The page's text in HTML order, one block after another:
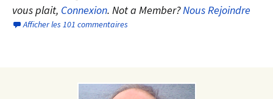
vous plait, Connexion. Not a Member?Nous Rejoindre
Afficher les 101 commentaires